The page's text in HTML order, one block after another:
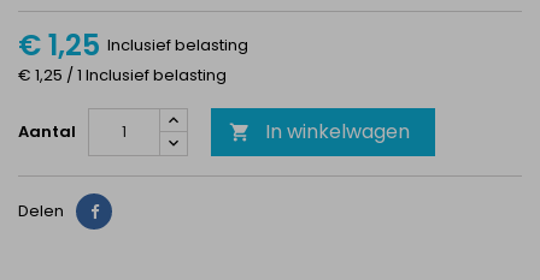
€ 1,25 Inclusief belasting
€ 1,25 / 1 Inclusief belasting
Aantal  In winkelwagen
Delen Delen